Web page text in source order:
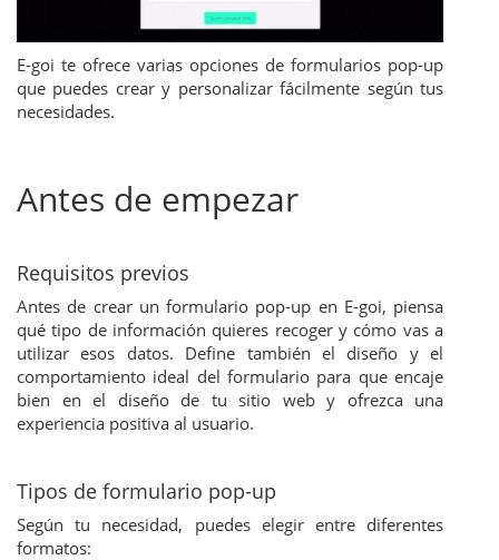
E-goi te ofrece varias opciones de formularios pop-up
que puedes crear y personalizar fácilmente según tus
necesidades.
Antes de empezar
Requisitos previos
Antes de crear un formulario pop-up en E-goi, piensa
qué tipo de información quieres recoger y cómo vas a
utilizar esos datos. Define también el diseño y el
comportamiento ideal del formulario para que encaje
bien en el diseño de tu sitio web y ofrezca una
experiencia positiva al usuario.
Tipos de formulario pop-up
Según tu necesidad, puedes elegir entre diferentes
formatos: